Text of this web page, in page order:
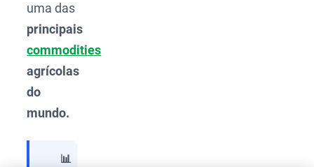
uma das
principais
commodities
agrícolas
do
mundo.
📊